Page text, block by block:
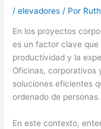
/elevadores / Por
En los proyectos
es un factor clave
productividad y la
Oficinas, corporativos
soluciones eficientes
ordenado de personas.
En este contexto,